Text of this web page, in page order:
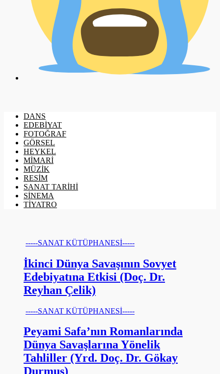
DANS
EDEBİYAT
FOTOĞRAF
GÖRSEL
HEYKEL
MİMARİ
MÜZİK
RESİM
SANAT TARİHİ
SİNEMA
TİYATRO
-----SANAT KÜTÜPHANESİ-----
İkinci Dünya Savaşının Sovyet
Edebiyatına Etkisi (Doç. Dr.
Reyhan Çelik)
-----SANAT KÜTÜPHANESİ-----
Peyami Safa’nın Romanlarında
Dünya Savaşlarına Yönelik
Tahliller (Yrd. Doç. Dr. Gökay
Durmuş)